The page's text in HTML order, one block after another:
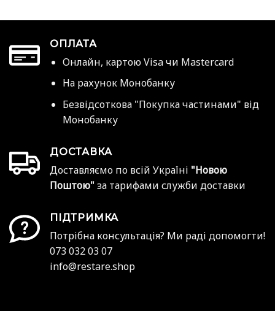
ОПЛАТА
Онлайн, картою Visa чи Mastercard
На рахунок Монобанку
Безвідсоткова "Покупка частинами" від
Монобанку
ДОСТАВКА
Доставляємо по всій Україні "Новою
Поштою" за тарифами служби доставки
ПІДТРИМКА
Потрібна консультація? Ми раді допомогти!
073 032 03 07
info@restare.shop